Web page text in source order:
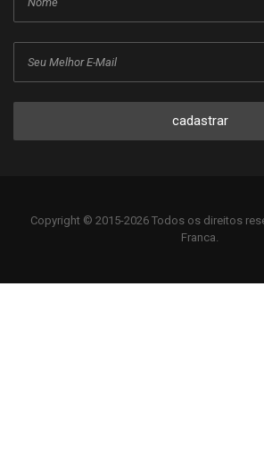
cadastrar
Copyright © 2015-2026 Todos os direitos
Franca.